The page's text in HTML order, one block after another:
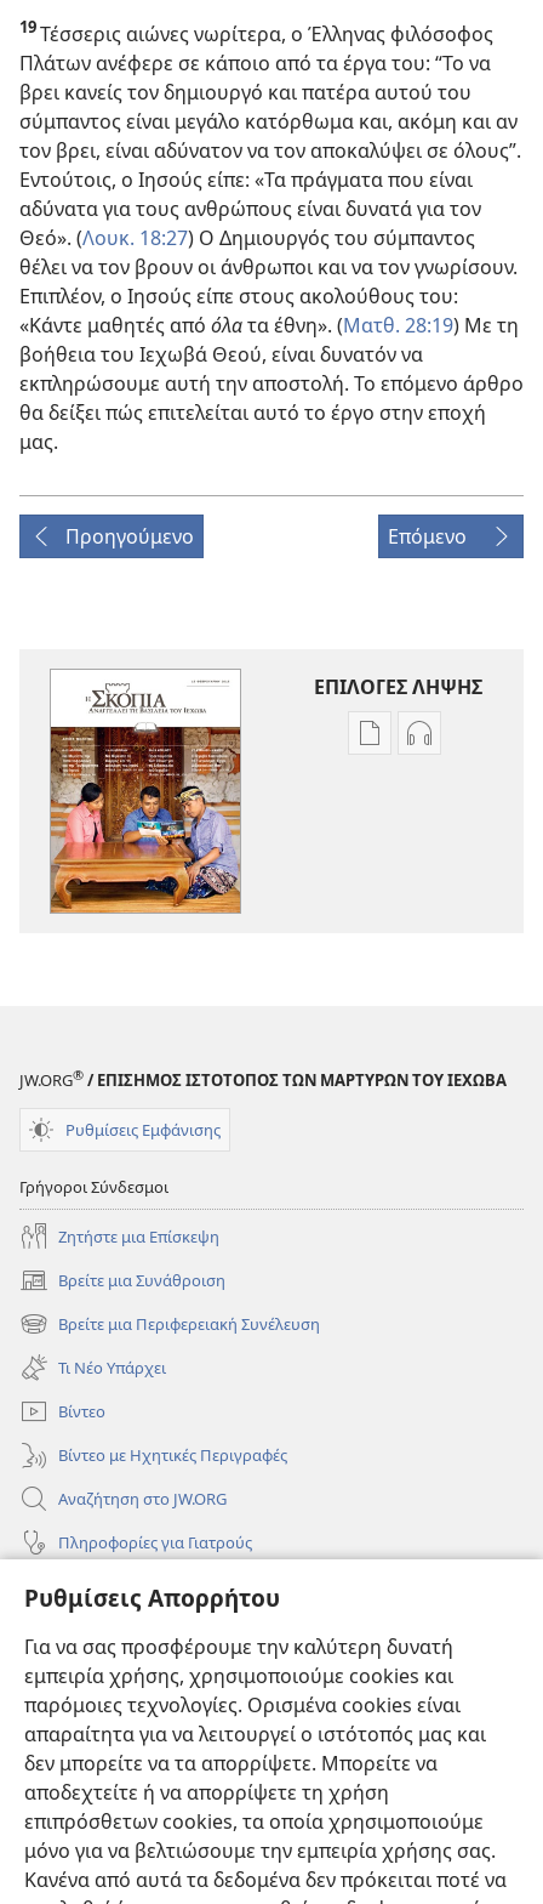
Ρυθμίσεις Απορρήτου
Για να σας προσφέρουμε την καλύτερη δυνατή
εμπειρία χρήσης, χρησιμοποιούμε cookies και
παρόμοιες τεχνολογίες. Ορισμένα cookies είναι
απαραίτητα για να λειτουργεί ο ιστότοπός μας και
δεν μπορείτε να τα απορρίψετε. Μπορείτε να
αποδεχτείτε ή να απορρίψετε τη χρήση
επιπρόσθετων cookies, τα οποία χρησιμοποιούμε
μόνο για να βελτιώσουμε την εμπειρία χρήσης σας.
Κανένα από αυτά τα δεδομένα δεν πρόκειται ποτέ να
19Τέσσερις αιώνες νωρίτερα, ο Έλληνας φιλόσοφος
Πλάτων ανέφερε σε κάποιο από τα έργα του: “Το να
βρει κανείς τον δημιουργό και πατέρα αυτού του
σύμπαντος είναι μεγάλο κατόρθωμα και, ακόμη και αν
τον βρει, είναι αδύνατον να τον αποκαλύψει σε όλους”.
Εντούτοις, ο Ιησούς είπε: «Τα πράγματα που είναι
αδύνατα για τους ανθρώπους είναι δυνατά για τον
Θεό». (Λουκ. 18:27) Ο Δημιουργός του σύμπαντος
θέλει να τον βρουν οι άνθρωποι και να τον γνωρίσουν.
Επιπλέον, ο Ιησούς είπε στους ακολούθους του:
«Κάντε μαθητές από όλατα έθνη». (Ματθ. 28:19) Με τη
βοήθεια του Ιεχωβά Θεού, είναι δυνατόν να
εκπληρώσουμε αυτή την αποστολή. Το επόμενο άρθρο
θα δείξει πώς επιτελείται αυτό το έργο στην εποχή
μας.
Προηγούμενο Επόμενο
ΕΠΙΛΟΓΕΣ ΛΗΨΗΣ
ΕπιλογέςΕπιλογές
JW.ORG® / ΕΠΙΣΗΜΟΣ ΙΣΤΟΤΟΠΟΣ ΤΩΝ ΜΑΡΤΥΡΩΝ ΤΟΥ ΙΕΧΩΒΑ
Ρυθμίσεις Εμφάνισης
Γρήγοροι Σύνδεσμοι
Ζητήστε μια Επίσκεψη
Βρείτε μια Συνάθροιση
(ανοίγει
νέο
παράθυρο)
Βρείτε μια Περιφερειακή Συνέλευση
(ανοίγει
νέο
παράθυρο)
Τι Νέο Υπάρχει
Βίντεο
Βίντεο με Ηχητικές Περιγραφές
Αναζήτηση στο JW.ORG
Πληροφορίες για Γιατρούς
Πληροφορίες για Επίσημους Φορείς και ΜΜΕ
Συνεισφορές
(ανοίγει
παράθυρο)ΔΙΑΔΙΚΤΥΑΚΗ ΒΙΒΛΙΟΘΗΚΗ της Σκοπιάς™
(ανοίγει
νέο
παράθυρο)
JW Hub
(ανοίγει
νέο
παράθυρο)JW Library®